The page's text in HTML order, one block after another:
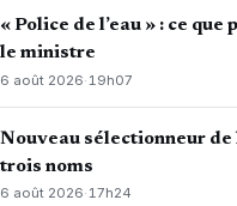
« Police de l’eau » : ce
le ministre
6 août 2026·19h07
Nouveau sélectionneur de
trois noms
6 août 2026·17h24